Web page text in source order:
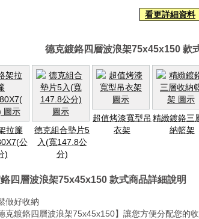
看更詳細資料
德克鍍鉻四層波浪架75x45x150 款
拉簾
公
)
德克組合墊片5
入(寬147.8公
分)
超值烤漆寬型吊
衣架
精緻鍍鉻三
納籃架
四層波浪架75x45x150 款式商品詳細說明
做好收納
克鍍鉻四層波浪架75x45x150】讓您方便分配您的